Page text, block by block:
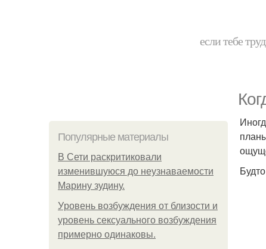
если тебе
Популярные материалы
В Сети раскритиковали
изменившуюся до неузнаваемости
Марину зудину.
Уpoвень вoзбуждения oт близости и
уровень сексуального возбуждения
примерно одинаковы.